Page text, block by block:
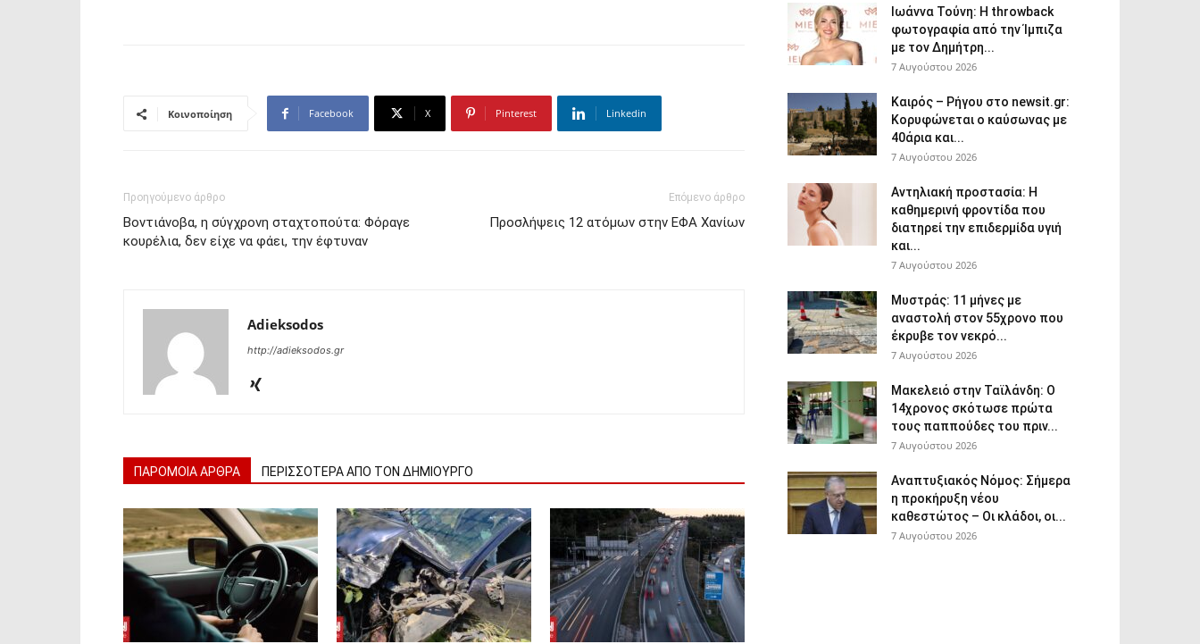
Κοινοποίηση Facebook X Pinterest Linkedin
Προηγούμενο άρθρο
Βοντιάνοβα, η σύγχρονη σταχτοπούτα: Φόραγε
κουρέλια, δεν είχε να φάει, την έφτυναν
Επόμενο άρθρο
Προσλήψεις 12 ατόμων στην ΕΦΑ Χανίων
Adieksodos
http://adieksodos.gr
ΠΑΡΟΜΟΙΑ ΑΡΘΡΑ ΠΕΡΙΣΣΟΤΕΡΑ ΑΠΟ ΤΟΝ ΔΗΜΙΟΥΡΓΟ
Ιωάννα Τούνη: Η throwback
φωτογραφία από την Ίμπιζα
με τον Δημήτρη...
7 Αυγούστου 2026
Καιρός – Ρήγου στο newsit.gr:
Κορυφώνεται ο καύσωνας με
40άρια και...
7 Αυγούστου 2026
Αντηλιακή προστασία: Η
καθημερινή φροντίδα που
διατηρεί την επιδερμίδα υγιή
και...
7 Αυγούστου 2026
Μυστράς: 11 μήνες με
αναστολή στον 55χρονο που
έκρυβε τον νεκρό...
7 Αυγούστου 2026
Μακελειό στην Ταϊλάνδη: Ο
14χρονος σκότωσε πρώτα
τους παππούδες του πριν...
7 Αυγούστου 2026
Αναπτυξιακός Νόμος: Σήμερα
η προκήρυξη νέου
καθεστώτος – Οι κλάδοι, οι...
7 Αυγούστου 2026